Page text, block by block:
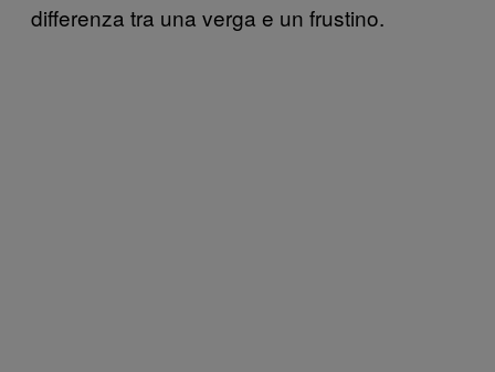
differenza tra una verga e un frustino.